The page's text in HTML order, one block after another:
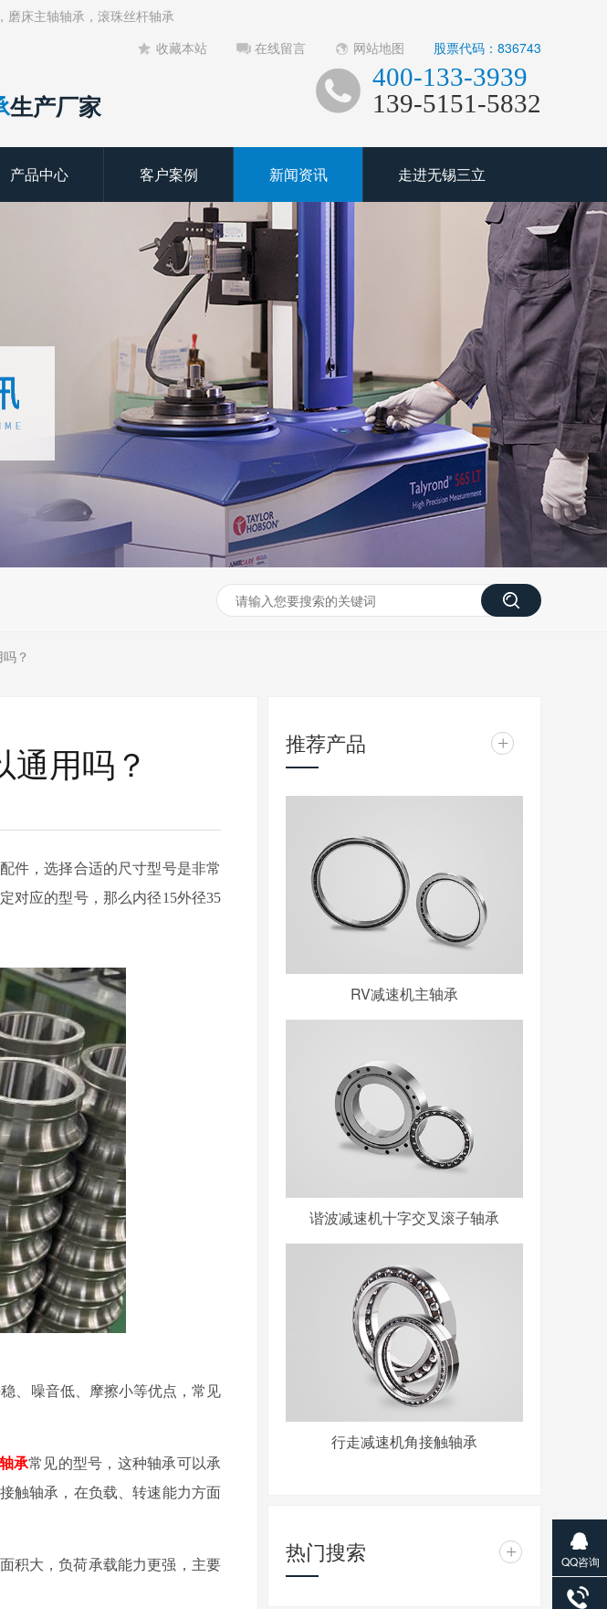
磨床主轴轴承，滚珠丝杆轴承
收藏本站
在线留言 网站地图 股票代码：836743
生产厂家
400-133-3939
139-5151-5832
产品中心 客户案例 新闻资讯 走进无锡三立
？
用吗？
件，选择合适的尺寸型号是非常
对应的型号，那么内径15外径35
、噪音低、摩擦小等优点，常见
承常见的型号，这种轴承可以承
触轴承，在负载、转速能力方面
积大，负荷承载能力更强，主要
推荐产品 +
RV减速机主轴承
谐波减速机十字交叉滚子轴承
行走减速机角接触轴承
热门搜索 + QQ咨询